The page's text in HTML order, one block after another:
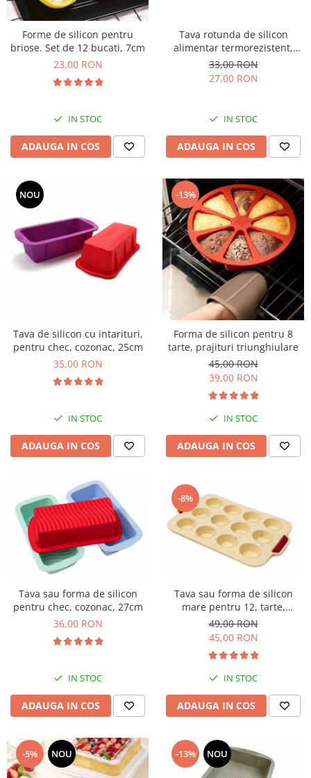
Forme de silicon pentru
briose. Set de 12 bucati, 7cm
23,00 RON
IN STOC
ADAUGA IN COS
Tava rotunda de silicon
alimentar termorezistent,
25cm, pentru blat de tort,
prajitura, chec, friteuza cu aer
cald, Airfryer mare
33,00 RON
27,00 RON
IN STOC
ADAUGA IN COS
NOU
Tava de silicon cu intarituri,
pentru chec, cozonac, 25cm
35,00 RON
IN STOC
ADAUGA IN COS
-13%
Forma de silicon pentru 8
tarte, prajituri triunghiulare
45,00 RON
39,00 RON
IN STOC
ADAUGA IN COS
Tava sau forma de silicon
pentru chec, cozonac, 27cm
36,00 RON
IN STOC
ADAUGA IN COS
-8%
Tava sau forma de silicon
mare pentru 12, tarte,
prajituri, briose, 31cm
49,00 RON
45,00 RON
IN STOC
ADAUGA IN COS
-5% NOU -13% NOU